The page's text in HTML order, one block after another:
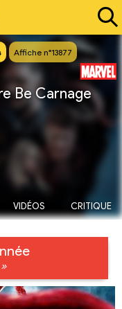
Affiche n°13877
Be Carnage
VIDÉOS CRITIQUE